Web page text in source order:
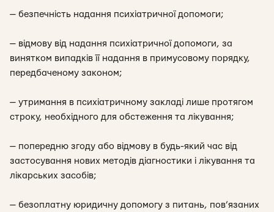
— безпечність надання психіатричної допомоги;
— відмову від надання психіатричної допомоги, за
винятком випадків її надання в примусовому порядку,
передбаченому законом;
— утримання в психіатричному закладі лише протягом
строку, необхідного для обстеження та лікування;
— попередню згоду або відмову в будь-який час від
застосування нових методів діагностики і лікування та
лікарських засобів;
— безоплатну юридичну допомогу з питань, пов’язаних